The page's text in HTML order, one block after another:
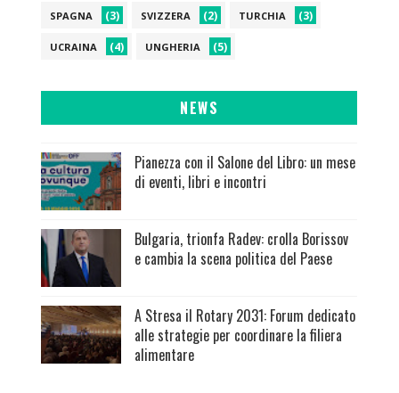
SPAGNA (3) SVIZZERA (2) TURCHIA (3)
UCRAINA (4) UNGHERIA (5)
NEWS
Pianezza con il Salone del Libro: un mese
di eventi, libri e incontri
Bulgaria, trionfa Radev: crolla Borissov
e cambia la scena politica del Paese
A Stresa il Rotary 2031: Forum dedicato
alle strategie per coordinare la filiera
alimentare